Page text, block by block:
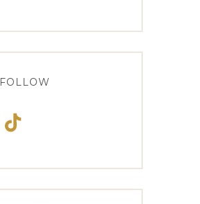
FOLLOW
TikTok